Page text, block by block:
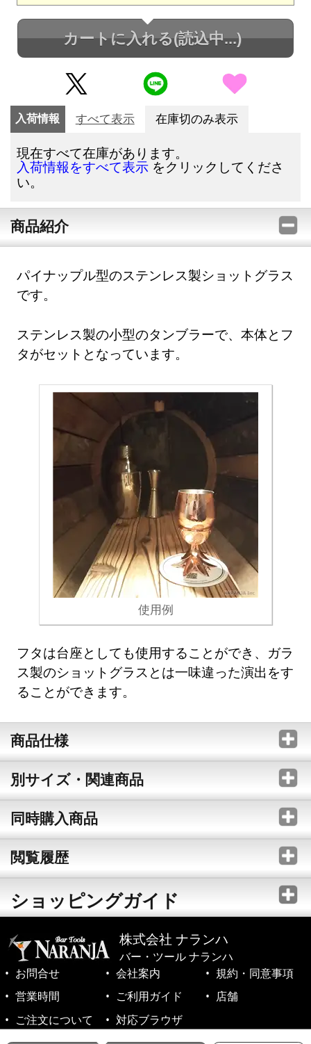
カートに入れる(読込中...)
入荷情報 すべて表示 在庫切のみ表示
現在すべて在庫があります。
入荷情報をすべて表示 をクリックしてくださ
い。
商品紹介
パイナップル型のステンレス製ショットグラス
です。
ステンレス製の小型のタンブラーで、本体とフ
タがセットとなっています。
使用例
フタは台座としても使用することができ、ガラ
ス製のショットグラスとは一味違った演出をす
ることができます。
商品仕様
別サイズ・関連商品
同時購入商品
閲覧履歴
ショッピングガイド
株式会社 ナランハ
バー・ツール ナランハ
お問合せ
会社案内
規約・同意事項
営業時間
ご利用ガイド
店舗
ご注文について
対応ブラウザ
©1999-2026 NARANJA Inc. All Rights Reserved.